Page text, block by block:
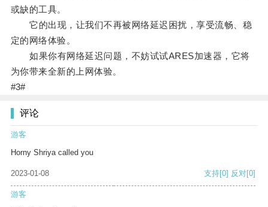
或缺的工具。
它的出现，让我们不再被网络延迟困扰，享受流畅、稳
定的网络体验。
如果你有网络延迟问题，不妨试试ARES加速器，它将
为你带来全新的上网体验。
#3#
评论
游客
Horny Shriya called you
2023-01-08 支持[0] 反对[0]
游客